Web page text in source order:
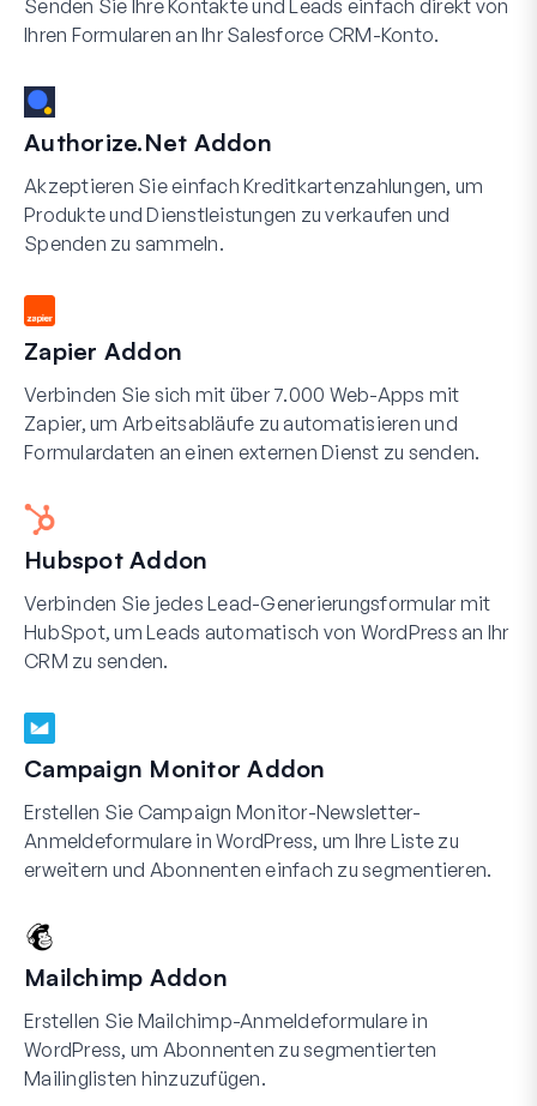
Senden Sie Ihre Kontakte und Leads einfach direkt von
Ihren Formularen an Ihr Salesforce CRM-Konto.
Authorize.Net Addon
Akzeptieren Sie einfach Kreditkartenzahlungen, um
Produkte und Dienstleistungen zu verkaufen und
Spenden zu sammeln.
Zapier Addon
Verbinden Sie sich mit über 7.000 Web-Apps mit
Zapier, um Arbeitsabläufe zu automatisieren und
Formulardaten an einen externen Dienst zu senden.
Hubspot Addon
Verbinden Sie jedes Lead-Generierungsformular mit
HubSpot, um Leads automatisch von WordPress an Ihr
CRM zu senden.
Campaign Monitor Addon
Erstellen Sie Campaign Monitor-Newsletter-
Anmeldeformulare in WordPress, um Ihre Liste zu
erweitern und Abonnenten einfach zu segmentieren.
Mailchimp Addon
Erstellen Sie Mailchimp-Anmeldeformulare in
WordPress, um Abonnenten zu segmentierten
Mailinglisten hinzuzufügen.